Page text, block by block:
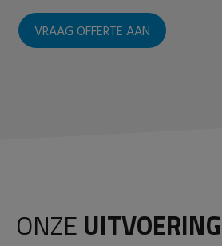
VRAAG OFFERTE AAN
ONZE